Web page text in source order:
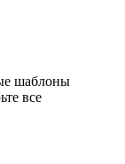
шаблоны
все